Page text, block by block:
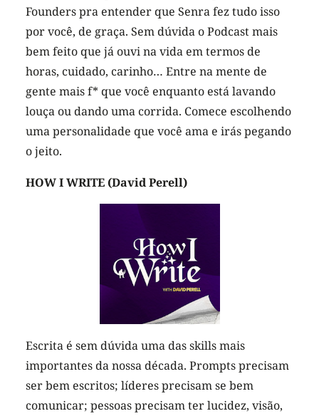
Founders pra entender que Senra fez tudo isso
por você, de graça. Sem dúvida o Podcast mais
bem feito que já ouvi na vida em termos de
horas, cuidado, carinho… Entre na mente de
gente mais f* que você enquanto está lavando
louça ou dando uma corrida. Comece escolhendo
uma personalidade que você ama e irás pegando
o jeito.
HOW I WRITE (David Perell)
Escrita é sem dúvida uma das skills mais
importantes da nossa década. Prompts precisam
ser bem escritos; líderes precisam se bem
comunicar; pessoas precisam ter lucidez, visão,